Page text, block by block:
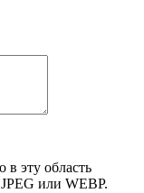
эту область
или WEBP.